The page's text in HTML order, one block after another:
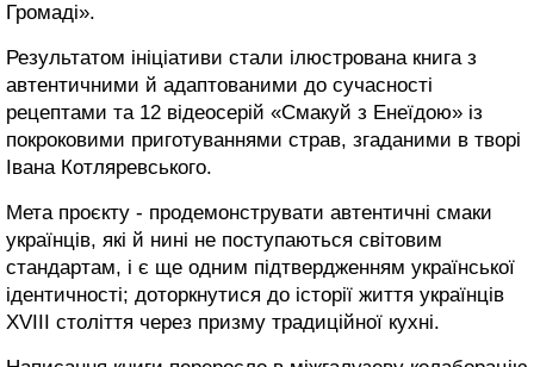
Громаді».
Результатом ініціативи стали ілюстрована книга з
автентичними й адаптованими до сучасності
рецептами та 12 відеосерій «Смакуй з Енеїдою» із
покроковими приготуваннями страв, згаданими в творі
Івана Котляревського.
Мета проєкту - продемонструвати автентичні смаки
українців, які й нині не поступаються світовим
стандартам, і є ще одним підтвердженням української
ідентичності; доторкнутися до історії життя українців
XVIII століття через призму традиційної кухні.